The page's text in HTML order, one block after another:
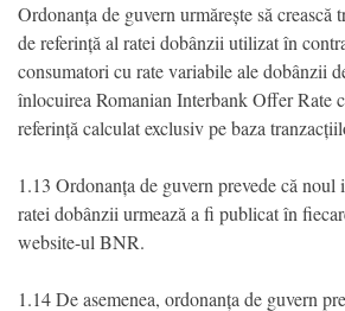
Ordonanța de guvern urmărește să crească
de referință al ratei dobânzii utilizat în
consumatori cu rate variabile ale dobânzii
înlocuirea Romanian Interbank Offer Rate
referință calculat exclusiv pe baza
1.13 Ordonanța de guvern prevede că noul
ratei dobânzii urmează a fi publicat în
website-ul BNR.
1.14 De asemenea, ordonanța de guvern